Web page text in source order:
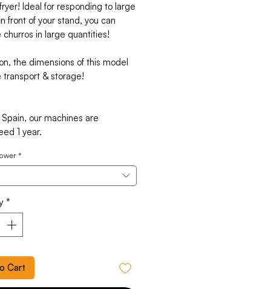
Ideal for responding to large
front of your stand, you can
churros in large quantities!
the dimensions of this model
transport & storage!
our machines are
1 year.
*
*
Cart